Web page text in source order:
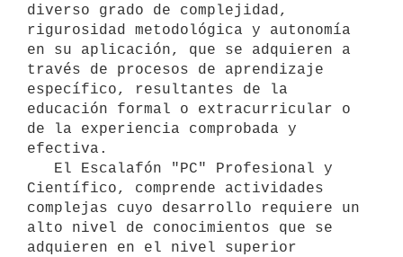
diverso grado de complejidad,
rigurosidad metodológica y autonomía
en su aplicación, que se adquieren a
través de procesos de aprendizaje
específico, resultantes de la
educación formal o extracurricular o
de la experiencia comprobada y
efectiva.
Científico, comprende actividades
complejas cuyo desarrollo requiere un
alto nivel de conocimientos que se
adquieren en el nivel superior